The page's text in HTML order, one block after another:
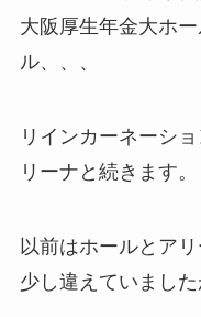
大阪厚生年金大ホ
ル、、、
リインカーネーシ
リーナと続きます。
以前はホールとア
少し違えていました